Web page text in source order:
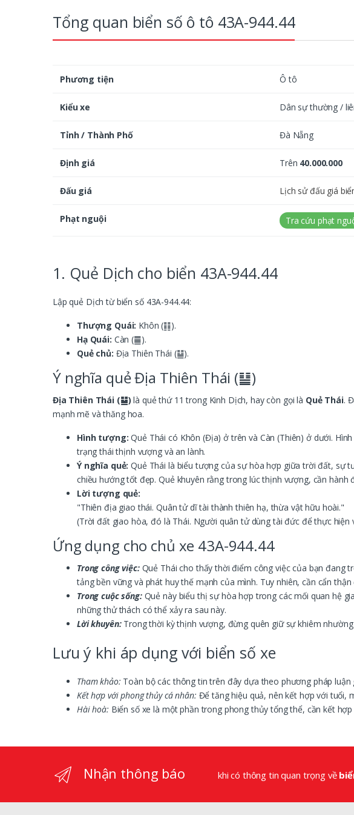
Tổng quan biển số ô tô 43A-944.44
Phương tiện Ô tô
Kiểu xe Dân sự thường /
Tỉnh / Thành Phố Đà Nẵng
Định giá Trên 40.000.000
Đấu giá Lịch sử đấu giá
Phạt nguội Tra cứu phạt
1. Quẻ Dịch cho biển 43A-944.44
Lập quẻ Dịch từ biển số 43A-944.44:
Thượng Quái: Khôn (䷁).
Hạ Quái: Càn (䷀).
Quẻ chủ: Địa Thiên Thái (䷊).
Ý nghĩa quẻ Địa Thiên Thái (䷊)
Địa Thiên Thái (䷊) là quẻ thứ 11 trong Kinh Dịch, hay còn gọi là Quẻ Thái.
mạnh mẽ và thăng hoa.
Hình tượng: Quẻ Thái có Khôn (Địa) ở trên và Càn (Thiên) ở dưới.
trạng thái thịnh vượng và an lành.
Ý nghĩa quẻ: Quẻ Thái là biểu tượng của sự hòa hợp giữa trời đất, sự
chiều hướng tốt đẹp. Quẻ khuyên rằng trong lúc thịnh vượng, cần
Lời tượng quẻ:
"Thiên địa giao thái. Quân tử dĩ tài thành thiên hạ, thừa vật hữu hoài."
(Trời đất giao hòa, đó là Thái. Người quân tử dùng tài đức để thực
Ứng dụng cho chủ xe 43A-944.44
Trong công việc:Quẻ Thái cho thấy thời điểm công việc của bạn đang
tảng bền vững và phát huy thế mạnh của mình. Tuy nhiên, cần cẩn
Trong cuộc sống:Quẻ này biểu thị sự hòa hợp trong các mối quan hệ
những thử thách có thể xảy ra sau này.
Lời khuyên:Trong thời kỳ thịnh vượng, đừng quên giữ sự khiêm
Lưu ý khi áp dụng với biển số xe
Tham khảo: Toàn bộ các thông tin trên đây dựa theo phương pháp
Kết hợp với phong thủy cá nhân: Để tăng hiệu quả, nên kết hợp với tuổi,
Hài hoà: Biển số xe là một phần trong phong thủy tổng thể, cần kết
Nhận thông báo khi có thông tin quan trọng về